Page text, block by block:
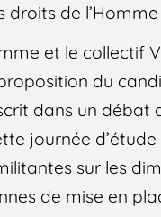
de l’Homme
et le collectif
du
dans un débat
journée
sur les
de mise en